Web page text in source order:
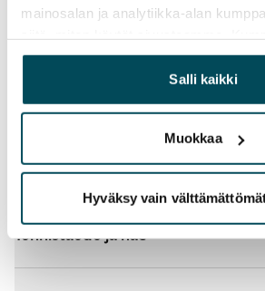
mainosalan ja analytiikka-alan
yhdistää näitä tietoja muihin tietoihin,
heille tai joita on kerätty, kun olet
palvelujaan.
Salli kaikki
Muokkaa
Hyväksy vain
Katso tarkemmat ohjeet
Valitsit hakemuksellesi ARA-
lisätietoja
Lisää koteja hakemukselle
Tunnistaudu ja hae